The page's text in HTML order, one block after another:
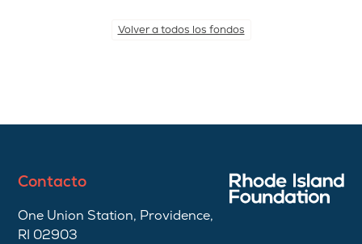
Volver a todos los fondos
Contacto
One Union Station, Providence,
RI 02903